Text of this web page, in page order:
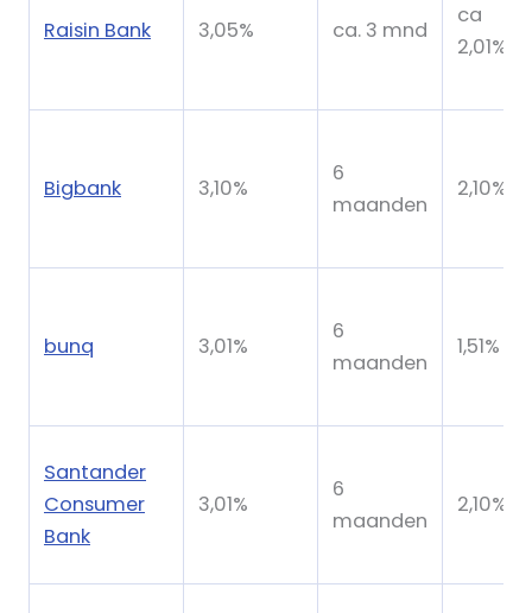
Raisin Bank 3,05% ca. 3 mnd
ca
2,01%
Bigbank 3,10%
6
maanden
2,10%
bunq 3,01%
6
maanden
1,51%
Santander
Consumer
Bank
3,01%
6
maanden
2,10%